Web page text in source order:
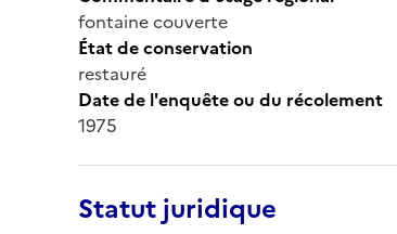
fontaine couverte
État de conservation
restauré
Date de l'enquête ou du récolement
1975
Statut juridique